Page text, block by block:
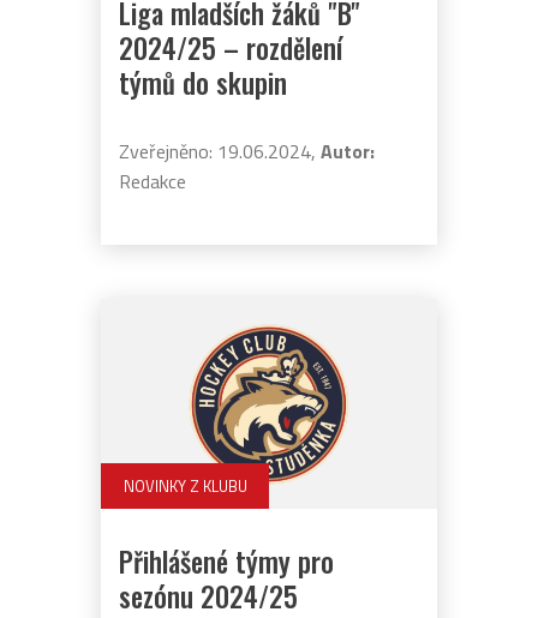
Liga mladších žáků "B"
2024/25 – rozdělení
týmů do skupin
Zveřejněno: 19.06.2024, Autor:
Redakce
NOVINKY Z KLUBU
Přihlášené týmy pro
sezónu 2024/25